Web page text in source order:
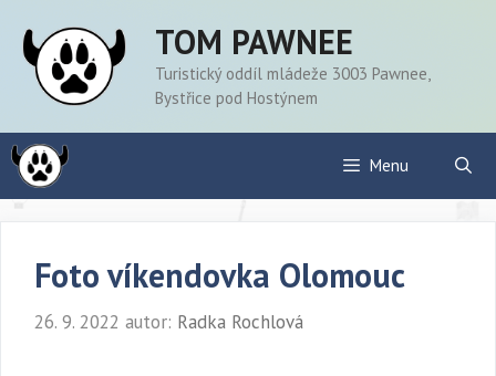
obsah
TOM PAWNEE
Turistický oddíl mládeže 3003 Pawnee,
Bystřice pod Hostýnem
Menu
Foto víkendovka Olomouc
26. 9. 2022 autor: Radka Rochlová